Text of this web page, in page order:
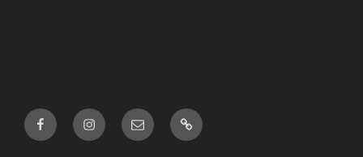
FB IG
電
子
LINE